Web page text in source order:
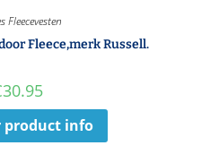
Fleecevesten
Fleece,merk Russell.
30.95
product info